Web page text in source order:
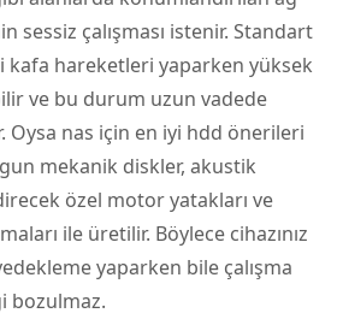
sessiz çalışması istenir. Standart
kafa hareketleri yaparken yüksek
ve bu durum uzun vadede
Oysa nas için en iyi hdd önerileri
mekanik diskler, akustik
özel motor yatakları ve
ile üretilir. Böylece cihazınız
yaparken bile çalışma
bozulmaz.